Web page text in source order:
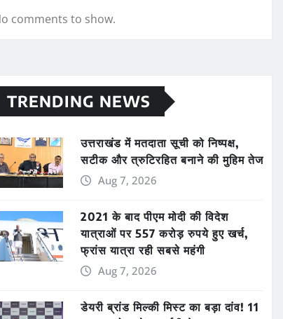
comments to show.
TRENDING NEWS
उत्तराखंड में मतदाता सूची को निष्पक्ष,
सटीक और त्रुटिरहित बनाने की मुहिम तेज
Aug 7, 2026
2021 के बाद पीएम मोदी की विदेश
यात्राओं पर 557 करोड़ रुपये हुए खर्च,
फ्रांस यात्रा रही सबसे महंगी
Aug 7, 2026
डेयरी ब्रांड मिल्की मिस्ट का बड़ा दांव! 11